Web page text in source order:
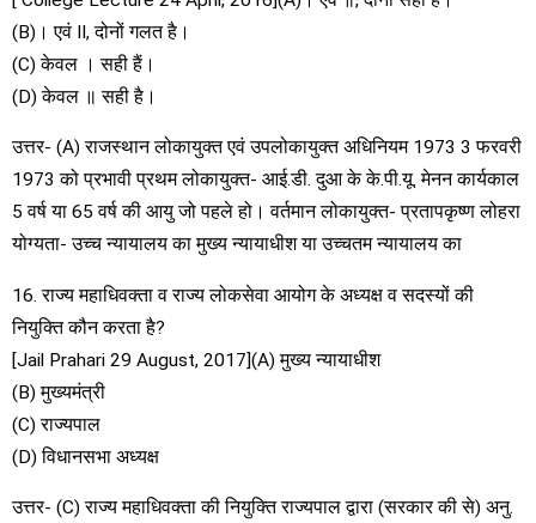
(B)। एवं II, दोनों गलत है।
(C) केवल । सही हैं।
(D) केवल ॥ सही है।
उत्तर- (A) राजस्थान लोकायुक्त एवं उपलोकायुक्त अधिनियम 1973 3 फरवरी
1973 को प्रभावी प्रथम लोकायुक्त- आई.डी. दुआ के के.पी.यू. मेनन कार्यकाल
5 वर्ष या 65 वर्ष की आयु जो पहले हो। वर्तमान लोकायुक्त- प्रतापकृष्ण लोहरा
योग्यता- उच्च न्यायालय का मुख्य न्यायाधीश या उच्चतम न्यायालय का
16. राज्य महाधिवक्ता व राज्य लोकसेवा आयोग के अध्यक्ष व सदस्यों की
नियुक्ति कौन करता है?
[Jail Prahari 29 August, 2017](A) मुख्य न्यायाधीश
(B) मुख्यमंत्री
(C) राज्यपाल
(D) विधानसभा अध्यक्ष
उत्तर- (C) राज्य महाधिवक्ता की नियुक्ति राज्यपाल द्वारा (सरकार की से) अनु.